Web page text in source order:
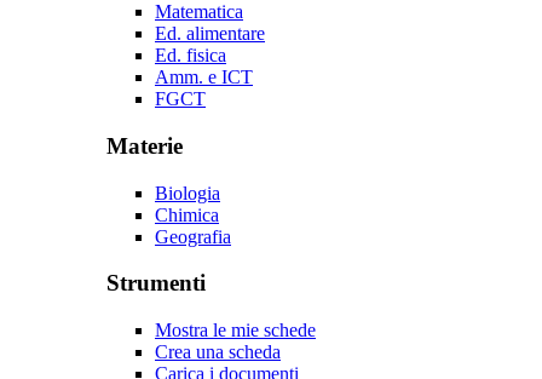
Matematica
Ed. alimentare
Ed. fisica
Amm. e ICT
FGCT
Materie
Biologia
Chimica
Geografia
Strumenti
Mostra le mie schede
Crea una scheda
Carica i documenti